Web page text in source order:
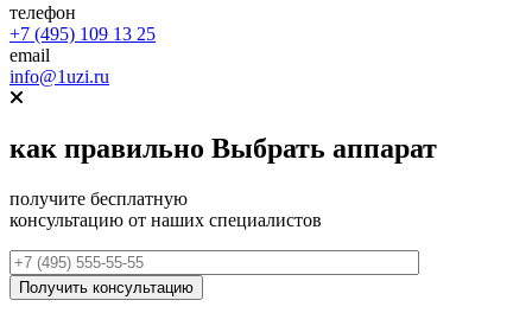
телефон
+7 (495) 109 13 25
email
info@1uzi.ru
как правильно Выбрать аппарат
получите бесплатную
консультацию от наших специалистов